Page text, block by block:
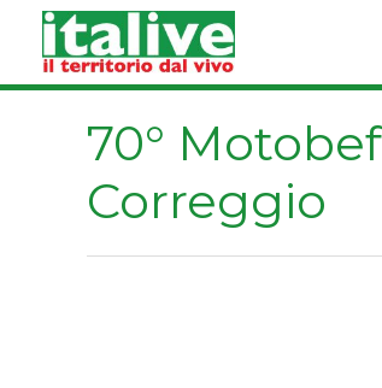
contenuto
70°
Correggio